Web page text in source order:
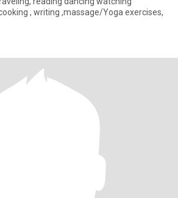
, writing ,massage/Yoga exercises,